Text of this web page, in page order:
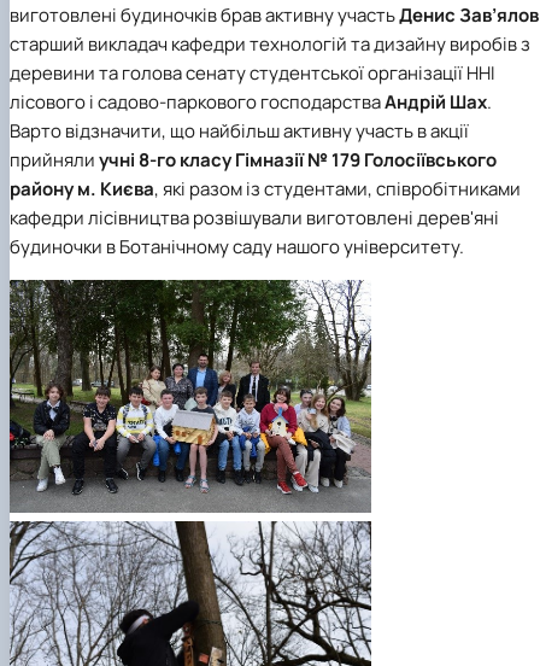
виготовлені будиночків брав активну участьДенис Зав’ялов
старший викладач кафедри технологій та дизайну виробів з
деревини та голова сенату студентської організації ННІ
лісового і садово-паркового господарстваАндрій Шах.
Варто відзначити, що найбільш активну участь в акції
прийнялиучні 8-го класу Гімназії № 179 Голосіївського
району м. Києва, які разом із студентами, співробітниками
кафедри лісівництварозвішували виготовлені дерев'яні
будиночки в Ботанічному саду нашого університету.